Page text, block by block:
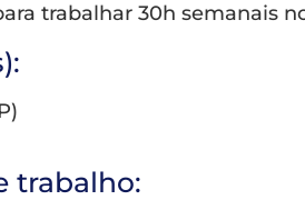
trabalhar 30h semanais
trabalho: